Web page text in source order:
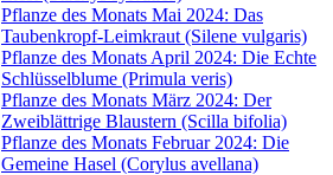
Pflanze des Monats Mai 2024: Das
Taubenkropf-Leimkraut (Silene vulgaris)
Pflanze des Monats April 2024: Die Echte
Schlüsselblume (Primula veris)
Pflanze des Monats März 2024: Der
Zweiblättrige Blaustern (Scilla bifolia)
Pflanze des Monats Februar 2024: Die
Gemeine Hasel (Corylus avellana)